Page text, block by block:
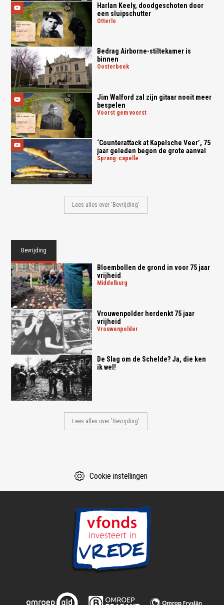
Harlan Keely, doodgeschoten door
een sluipschutter
otterlo
Bedrag Airborne-stiltekamer is
binnen
oosterbeek
Jim Walford zal zijn gitaar nooit meer
bespelen
voorst gem voorst
‘Counterattack at Kapelsche Veer’, 75
jaar geleden begon de grote aanval
sprang-capelle
Lees alles over 'Bevrijding'
Bevrijding
Bloembollen de grond in voor 75 jaar
vrijheid
middelburg
Vrouwenpolder herdenkt 75 jaar
vrijheid
vrouwenpolder
De Slag om de Schelde? Ja, die ken
ik wel!
Lees alles over 'Bevrijding'
Cookie instellingen